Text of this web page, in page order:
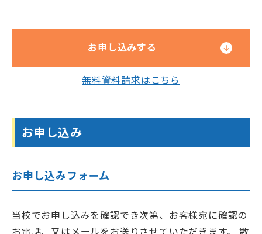
お申し込みする
無料資料請求はこちら
お申し込み
お申し込みフォーム
当校でお申し込みを確認でき次第、お客様宛に確認の
お電話、又はメールをお送りさせていただきます。 数